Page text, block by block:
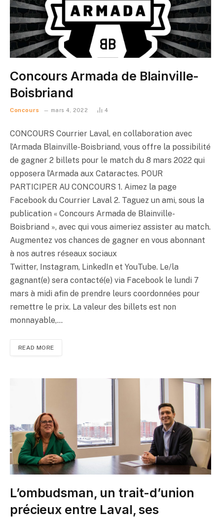
Concours Armada de Blainville-
Boisbriand
Concours mars 4, 2022 4
CONCOURS Courrier Laval, en collaboration avec
l’Armada Blainville-Boisbriand, vous offre la possibilité
de gagner 2 billets pour le match du 8 mars 2022 qui
opposera l’Armada aux Cataractes. POUR
PARTICIPER AU CONCOURS 1. Aimez la page
Facebook du Courrier Laval 2. Taguez un ami, sous la
publication « Concours Armada de Blainville-
Boisbriand », avec qui vous aimeriez assister au match.
Augmentez vos chances de gagner en vous abonnant
à nos autres réseaux sociaux
Twitter, Instagram, LinkedIn et YouTube. Le/la
gagnant(e) sera contacté(e) via Facebook le lundi 7
mars à midi afin de prendre leurs coordonnées pour
remettre le prix. La valeur des billets est non
monnayable,…
READ MORE
L’ombudsman, un trait-d’union
précieux entre Laval, ses